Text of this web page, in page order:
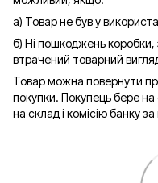
а) Товар не був у
б) Ні пошкоджень
втрачений товарний
Товар можна повернути
покупки. Покупець бере
на склад і комісію банку